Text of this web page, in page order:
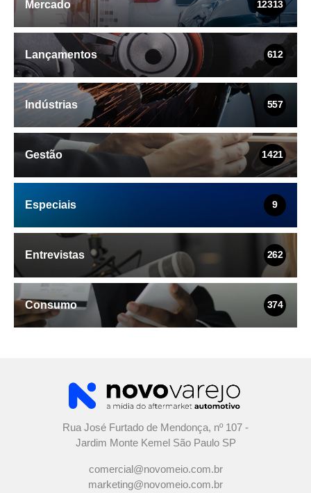
Mercado 12313
Lançamentos 612
Indústrias 557
Gestão 1421
Especiais 9
Entrevistas 262
Consumo 374
Rua José Furtado de Mendonça, nº 107 -
Jardim Monte Kemel São Paulo SP
comercial@novomeio.com.br
marketing@novomeio.com.br